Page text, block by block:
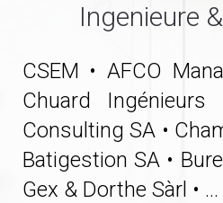
Ingenieure
CSEM • AFCO
Chuard
Consulting SA •
Batigestion SA •
Gex & Dorthe Sàrl • ...